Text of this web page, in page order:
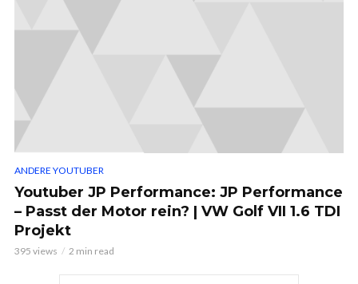
ANDERE YOUTUBER
Youtuber JP Performance: JP Performance
– Passt der Motor rein? | VW Golf VII 1.6 TDI
Projekt
395 views 2 min read